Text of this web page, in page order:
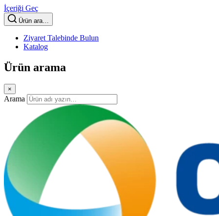
İçeriği Geç
Ürün ara…
Ziyaret Talebinde Bulun
Katalog
Ürün arama
×
Arama